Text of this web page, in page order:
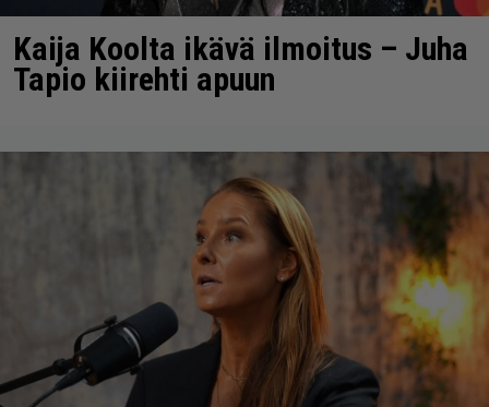
Kaija Koolta ikävä ilmoitus – Juha
Tapio kiirehti apuun